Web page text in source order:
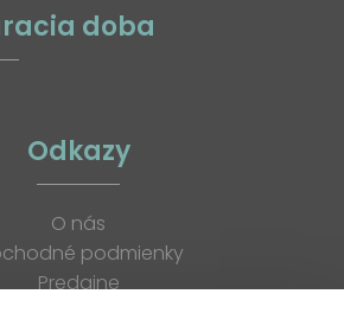
doba
Odkazy
O nás
podmienky
Predajne